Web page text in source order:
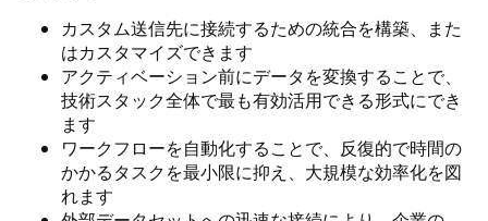
カスタム送信先に接続するための統合を構築、また
はカスタマイズできます
アクティベーション前にデータを変換することで、
技術スタック全体で最も有効活用できる形式にでき
ます
ワークフローを自動化することで、反復的で時間の
かかるタスクを最小限に抑え、大規模な効率化を図
れます